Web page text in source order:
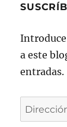
a este
entradas.
Dirección
de